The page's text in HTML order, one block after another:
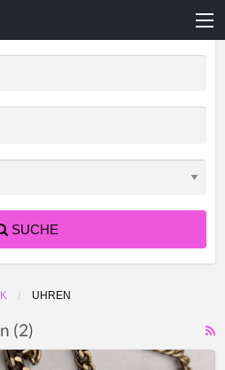
SUCHE
UHREN
(2)